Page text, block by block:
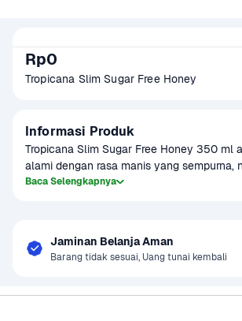
Rp0
Tropicana Slim Sugar Free Honey
Informasi Produk
Tropicana Slim Sugar Free Honey 350 ml
alami dengan rasa manis yang sempurna,
tambahan gula. Produk ini dirancang
Sugar Free Honey bisa digunakan sebagai
dalam teh, roti bakar, atau campuran yogurt.
Baca Selengkapnya
Jaminan Belanja Aman
Barang tidak sesuai, Uang tunai kembali